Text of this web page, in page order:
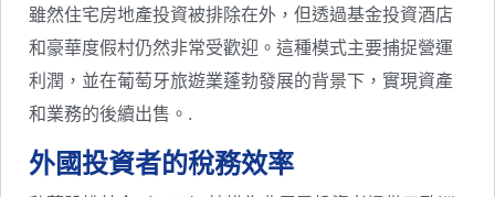
雖然住宅房地產投資被排除在外，但透過基金投資酒店
和豪華度假村仍然非常受歡迎。這種模式主要捕捉營運
利潤，並在葡萄牙旅遊業蓬勃發展的背景下，實現資產
和業務的後續出售。.
外國投資者的稅務效率